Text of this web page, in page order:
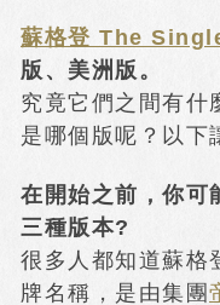
蘇格登 The
版、美洲版。
究竟它們之間有什
是哪個版呢？以下
在開始之前，你可
三種版本?
很多人都知道蘇格
牌名稱，是由集團